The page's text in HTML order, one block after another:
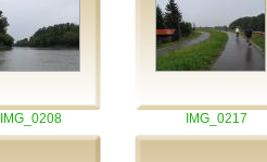
IMG_0208 IMG_0217